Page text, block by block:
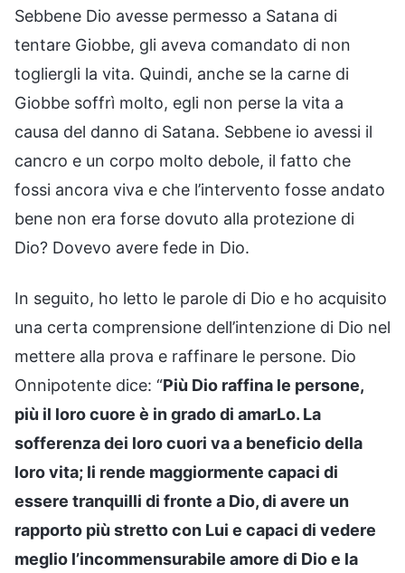
Sebbene Dio avesse permesso a Satana di
tentare Giobbe, gli aveva comandato di non
togliergli la vita. Quindi, anche se la carne di
Giobbe soffrì molto, egli non perse la vita a
causa del danno di Satana. Sebbene io avessi il
cancro e un corpo molto debole, il fatto che
fossi ancora viva e che l’intervento fosse andato
bene non era forse dovuto alla protezione di
Dio? Dovevo avere fede in Dio.
In seguito, ho letto le parole di Dio e ho acquisito
una certa comprensione dell’intenzione di Dio nel
mettere alla prova e raffinare le persone. Dio
Onnipotente dice: “Più Dio raffina le persone,
più il loro cuore è in grado di amarLo. La
sofferenza dei loro cuori va a beneficio della
loro vita; li rende maggiormente capaci di
essere tranquilli di fronte a Dio, di avere un
rapporto più stretto con Lui e capaci di vedere
meglio l’incommensurabile amore di Dio e la